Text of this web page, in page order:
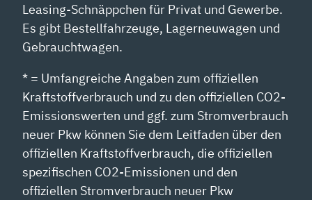
Leasing-Schnäppchen für Privat und Gewerbe.
Es gibt Bestellfahrzeuge, Lagerneuwagen und
Gebrauchtwagen.
* = Umfangreiche Angaben zum offiziellen
Kraftstoffverbrauch und zu den offiziellen CO2-
Emissionswerten und ggf. zum Stromverbrauch
neuer Pkw können Sie dem Leitfaden über den
offiziellen Kraftstoffverbrauch, die offiziellen
spezifischen CO2-Emissionen und den
offiziellen Stromverbrauch neuer Pkw